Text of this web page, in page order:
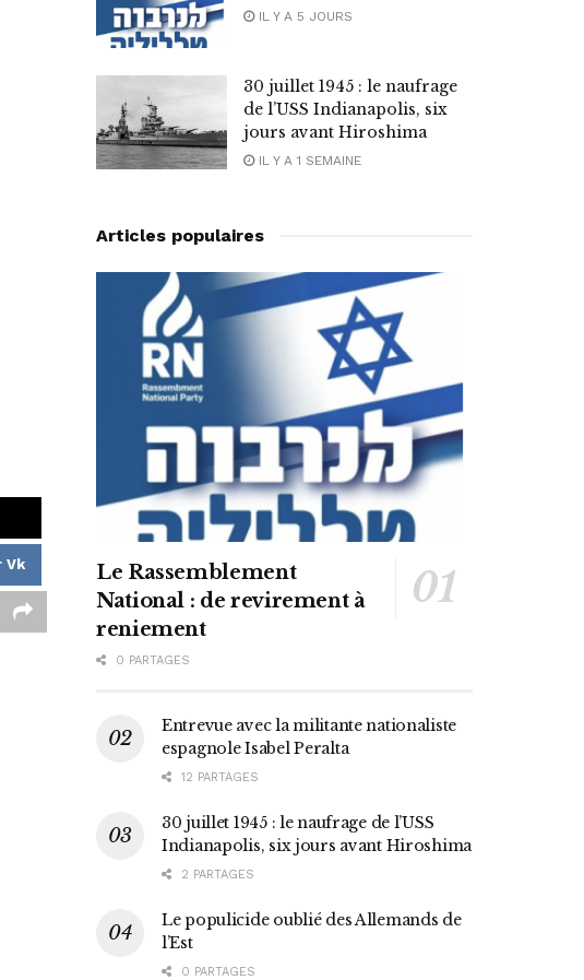
Vk
IL Y A 5 JOURS
30 juillet 1945 : le naufrage
de l’USS Indianapolis, six
jours avant Hiroshima
IL Y A 1 SEMAINE
Articles populaires
Le Rassemblement
National : de revirement à
reniement
0 PARTAGES
Entrevue avec la militante nationaliste
espagnole Isabel Peralta
12 PARTAGES
30 juillet 1945 : le naufrage de l’USS
Indianapolis, six jours avant Hiroshima
2 PARTAGES
Le populicide oublié des Allemands de
l’Est
0 PARTAGES